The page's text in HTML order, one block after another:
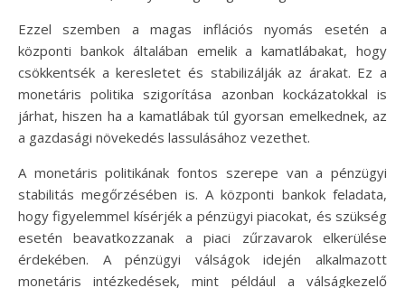
Ezzel szemben a magas inflációs nyomás esetén a
központi bankok általában emelik a kamatlábakat, hogy
csökkentsék a keresletet és stabilizálják az árakat. Ez a
monetáris politika szigorítása azonban kockázatokkal is
járhat, hiszen ha a kamatlábak túl gyorsan emelkednek, az
a gazdasági növekedés lassulásához vezethet.
A monetáris politikának fontos szerepe van a pénzügyi
stabilitás megőrzésében is. A központi bankok feladata,
hogy figyelemmel kísérjék a pénzügyi piacokat, és szükség
esetén beavatkozzanak a piaci zűrzavarok elkerülése
érdekében. A pénzügyi válságok idején alkalmazott
monetáris intézkedések, mint például a válságkezelő